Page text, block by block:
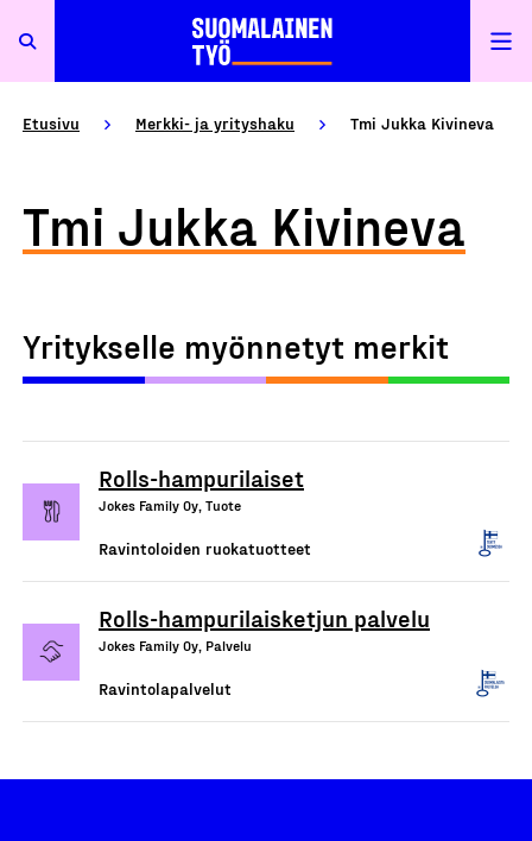
Etusivu Merkki- ja yrityshaku Tmi Jukka Kivineva
Tmi Jukka Kivineva
Yritykselle myönnetyt merkit
Rolls-hampurilaiset
Jokes Family Oy, Tuote
Ravintoloiden ruokatuotteet
Rolls-hampurilaisketjun palvelu
Jokes Family Oy, Palvelu
Ravintolapalvelut